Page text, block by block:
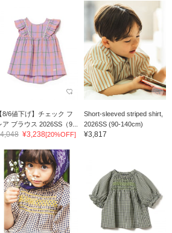
8/6値下げ】チェック フ
ア ブラウス 2026SS（9...
¥3,238[20%OFF]
Short-sleeved striped shirt,
2026SS (90-140cm)
¥3,817